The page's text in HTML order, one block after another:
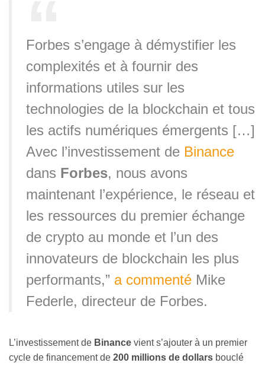
Forbes s’engage à démystifier les
complexités et à fournir des
informations utiles sur les
technologies de la blockchain et tous
les actifs numériques émergents […]
Avec l’investissement de Binance
dans Forbes, nous avons
maintenant l’expérience, le réseau et
les ressources du premier échange
de crypto au monde et l’un des
innovateurs de blockchain les plus
performants,” a commenté Mike
Federle, directeur de Forbes.
L’investissement de Binance vient s’ajouter à un premier
cycle de financement de 200 millions de dollars bouclé